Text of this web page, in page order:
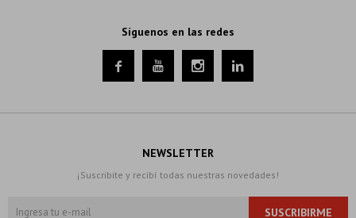
Síguenos en las redes
   
NEWSLETTER
¡Suscribite y recibí todas nuestras novedades!
SUSCRIBIRME